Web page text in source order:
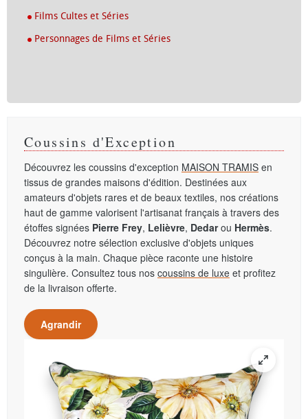
Films Cultes et Séries
Personnages de Films et Séries
Coussins d'Exception
Découvrez les coussins d'exception MAISON TRAMIS en
tissus de grandes maisons d'édition. Destinées aux
amateurs d'objets rares et de beaux textiles, nos créations
haut de gamme valorisent l'artisanat français à travers des
étoffes signées Pierre Frey, Lelièvre, Dedarou Hermès.
Découvrez notre sélection exclusive d'objets uniques
conçus à la main. Chaque pièce raconte une histoire
singulière. Consultez tous nos coussins de luxe et profitez
de la livraison offerte.
Agrandir